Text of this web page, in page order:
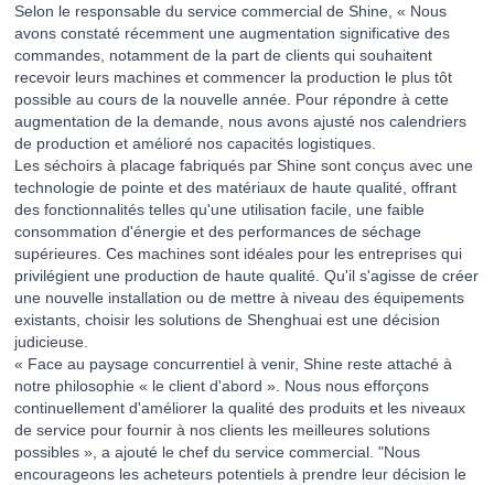
Selon le responsable du service commercial de Shine, « Nous
avons constaté récemment une augmentation significative des
commandes, notamment de la part de clients qui souhaitent
recevoir leurs machines et commencer la production le plus tôt
possible au cours de la nouvelle année. Pour répondre à cette
augmentation de la demande, nous avons ajusté nos calendriers
de production et amélioré nos capacités logistiques.
Les séchoirs à placage fabriqués par Shine sont conçus avec une
technologie de pointe et des matériaux de haute qualité, offrant
des fonctionnalités telles qu'une utilisation facile, une faible
consommation d'énergie et des performances de séchage
supérieures. Ces machines sont idéales pour les entreprises qui
privilégient une production de haute qualité. Qu'il s'agisse de créer
une nouvelle installation ou de mettre à niveau des équipements
existants, choisir les solutions de Shenghuai est une décision
judicieuse.
« Face au paysage concurrentiel à venir, Shine reste attaché à
notre philosophie « le client d'abord ». Nous nous efforçons
continuellement d'améliorer la qualité des produits et les niveaux
de service pour fournir à nos clients les meilleures solutions
possibles », a ajouté le chef du service commercial. "Nous
encourageons les acheteurs potentiels à prendre leur décision le